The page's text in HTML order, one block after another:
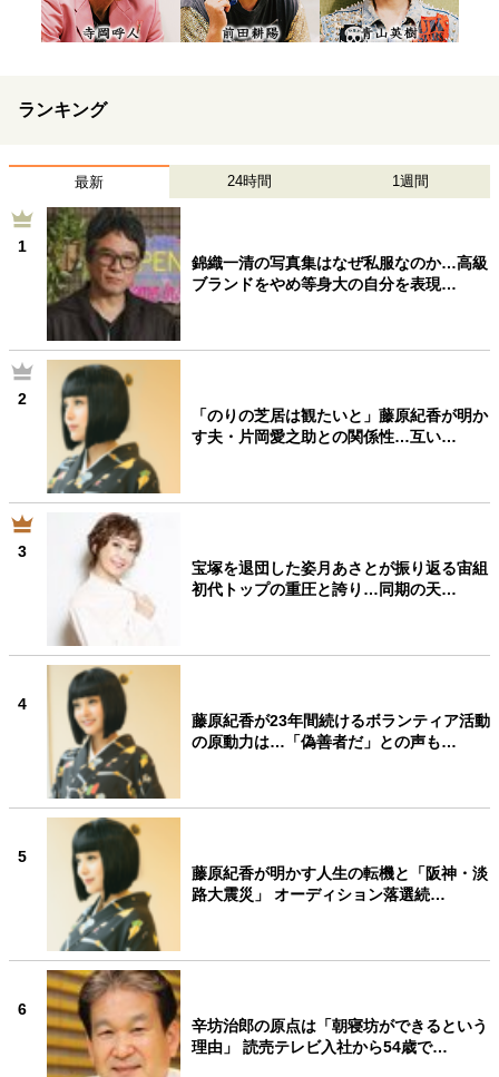
ランキング
最新 24時間 1週間
1
錦織一清の写真集はなぜ私服なのか…高級
ブランドをやめ等身大の自分を表現…
2
「のりの芝居は観たいと」藤原紀香が明か
す夫・片岡愛之助との関係性…互い…
3
宝塚を退団した姿月あさとが振り返る宙組
初代トップの重圧と誇り…同期の天…
4
藤原紀香が23年間続けるボランティア活動
の原動力は…「偽善者だ」との声も…
5
藤原紀香が明かす人生の転機と「阪神・淡
路大震災」 オーディション落選続…
6
辛坊治郎の原点は「朝寝坊ができるという
理由」 読売テレビ入社から54歳で…